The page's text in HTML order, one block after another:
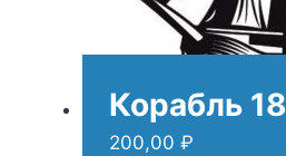
Корабль 18
200,00 ₽